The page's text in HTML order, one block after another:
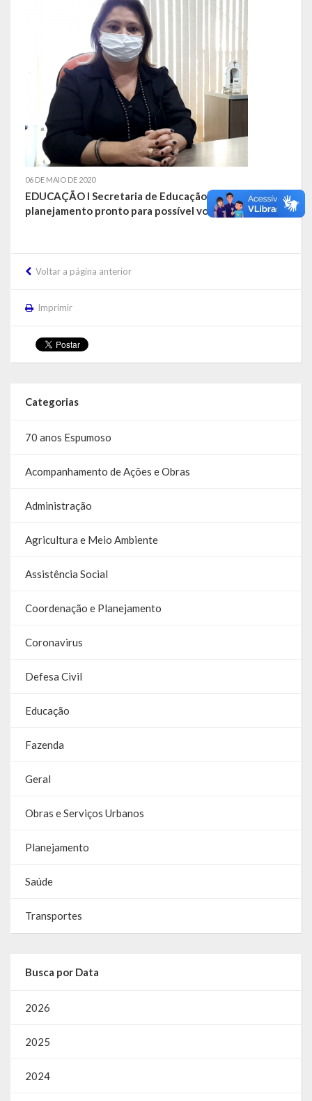
06 DE MAIO DE 2020
EDUCAÇÃO I Secretaria de Educação está com
planejamento pronto para possível volta às aulas
Voltar a página anterior
Imprimir
Categorias
70 anos Espumoso
Acompanhamento de Ações e Obras
Administração
Agricultura e Meio Ambiente
Assistência Social
Coordenação e Planejamento
Coronavirus
Defesa Civil
Educação
Fazenda
Geral
Obras e Serviços Urbanos
Planejamento
Saúde
Transportes
Busca por Data
2026
2025
2024